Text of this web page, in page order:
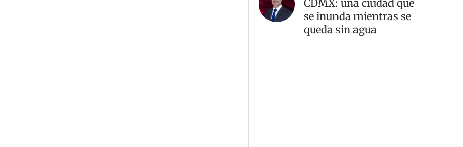
CDMX: una ciudad que
se inunda mientras se
queda sin agua